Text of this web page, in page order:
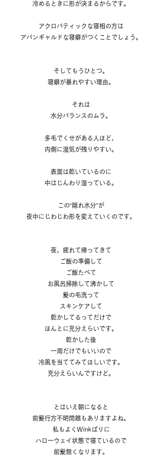
冷めるときに形が決まるからです。
アクロバティックな寝相の方は
アバンギャルドな寝癖がつくことでしょう。
そしてもうひとつ。
寝癖が暴れやすい理由。
それは
水分バランスのムラ。
多毛でくせがある人ほど、
内側に湿気が残りやすい。
表面は乾いているのに
中はじんわり湿っている。
この“隠れ水分”が
夜中にじわじわ形を変えていくのです。
夜、疲れて帰ってきて
ご飯の準備して
ご飯たべて
お風呂掃除して沸かして
髪の毛洗って
スキンケアして
乾かしてるってだけで
ほんとに充分えらいです。
乾かした後
一周だけでもいいので
冷風を当ててみてほしいです。
充分えらいんですけど。
とはいえ朝になると
前髪行方不明問題もありますよね。
私もよくWinkばりに
ハローウェイ状態で寝ているので
前髪無くなります。